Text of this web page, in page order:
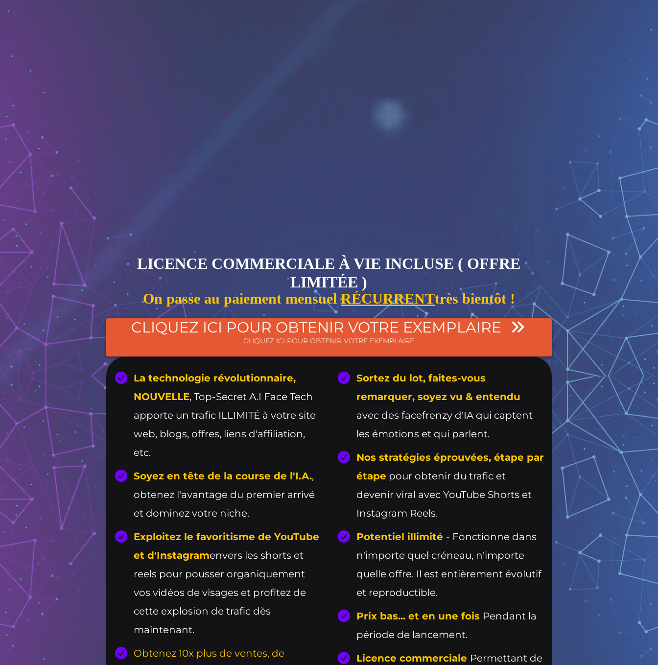
LICENCE COMMERCIALEÀ VIE INCLUSE ( OFFRE
LIMITÉE )
On passe au paiement mensuelRÉCURRENTtrès bientôt !
CLIQUEZ ICI POUR OBTENIR VOTRE EXEMPLAIRE
CLIQUEZ ICI POUR OBTENIR VOTRE EXEMPLAIRE
La technologie révolutionnaire,
NOUVELLE, Top-Secret A.I Face Tech
apporte un trafic ILLIMITÉ à votre site
web, blogs, offres, liens d'affiliation,
etc.
Soyez en tête de la course de l'I.A.,
obtenez l'avantage du premier arrivé
et dominez votre niche.
Exploitez le favoritisme de YouTube
et d'Instagramenvers les shorts et
reels pour pousser organiquement
vos vidéos de visages et profitez de
cette explosion de trafic dès
maintenant.
Obtenez 10x plus de ventes, de
Sortez du lot, faites-vous
remarquer, soyez vu & entendu
avec des facefrenzy d'IA qui captent
les émotions et qui parlent.
Nos stratégies éprouvées, étape par
étape pour obtenir du trafic et
devenir viral avec YouTube Shorts et
Instagram Reels.
Potentiel illimité - Fonctionne dans
n'importe quel créneau, n'importe
quelle offre. Il est entièrement évolutif
et reproductible.
Prix bas... et en une fois Pendant la
période de lancement.
Licence commerciale Permettant de